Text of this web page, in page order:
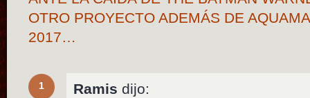
OTRO PROYECTO ADEMÁS DE
2017…
1 Ramis dijo: